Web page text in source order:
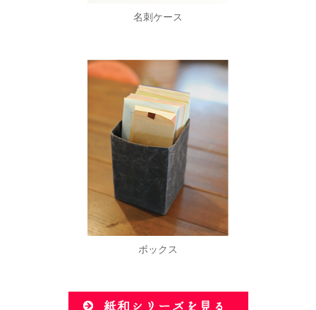
名刺ケース
ボックス